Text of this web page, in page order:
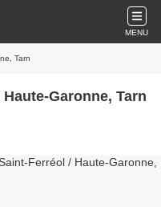
MENU
Tarn
Garonne, Tarn